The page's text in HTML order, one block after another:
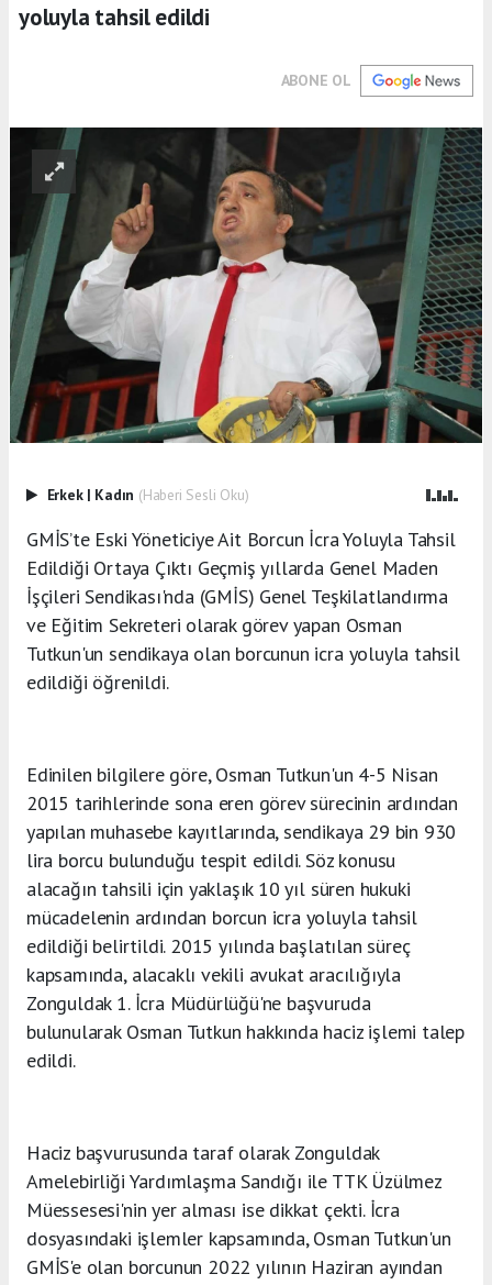
yoluyla tahsil edildi
ABONE OL
Erkek | Kadın (Haberi Sesli Oku)
GMİS’te Eski Yöneticiye Ait Borcun İcra Yoluyla Tahsil
Edildiği Ortaya Çıktı Geçmiş yıllarda Genel Maden
İşçileri Sendikası'nda (GMİS) Genel Teşkilatlandırma
ve Eğitim Sekreteri olarak görev yapan Osman
Tutkun'un sendikaya olan borcunun icra yoluyla tahsil
edildiği öğrenildi.
Edinilen bilgilere göre, Osman Tutkun'un 4-5 Nisan
2015 tarihlerinde sona eren görev sürecinin ardından
yapılan muhasebe kayıtlarında, sendikaya 29 bin 930
lira borcu bulunduğu tespit edildi. Söz konusu
alacağın tahsili için yaklaşık 10 yıl süren hukuki
mücadelenin ardından borcun icra yoluyla tahsil
edildiği belirtildi. 2015 yılında başlatılan süreç
kapsamında, alacaklı vekili avukat aracılığıyla
Zonguldak 1. İcra Müdürlüğü'ne başvuruda
bulunularak Osman Tutkun hakkında haciz işlemi talep
edildi.
Haciz başvurusunda taraf olarak Zonguldak
Amelebirliği Yardımlaşma Sandığı ile TTK Üzülmez
Müessesesi'nin yer alması ise dikkat çekti. İcra
dosyasındaki işlemler kapsamında, Osman Tutkun'un
GMİS'e olan borcunun 2022 yılının Haziran ayından